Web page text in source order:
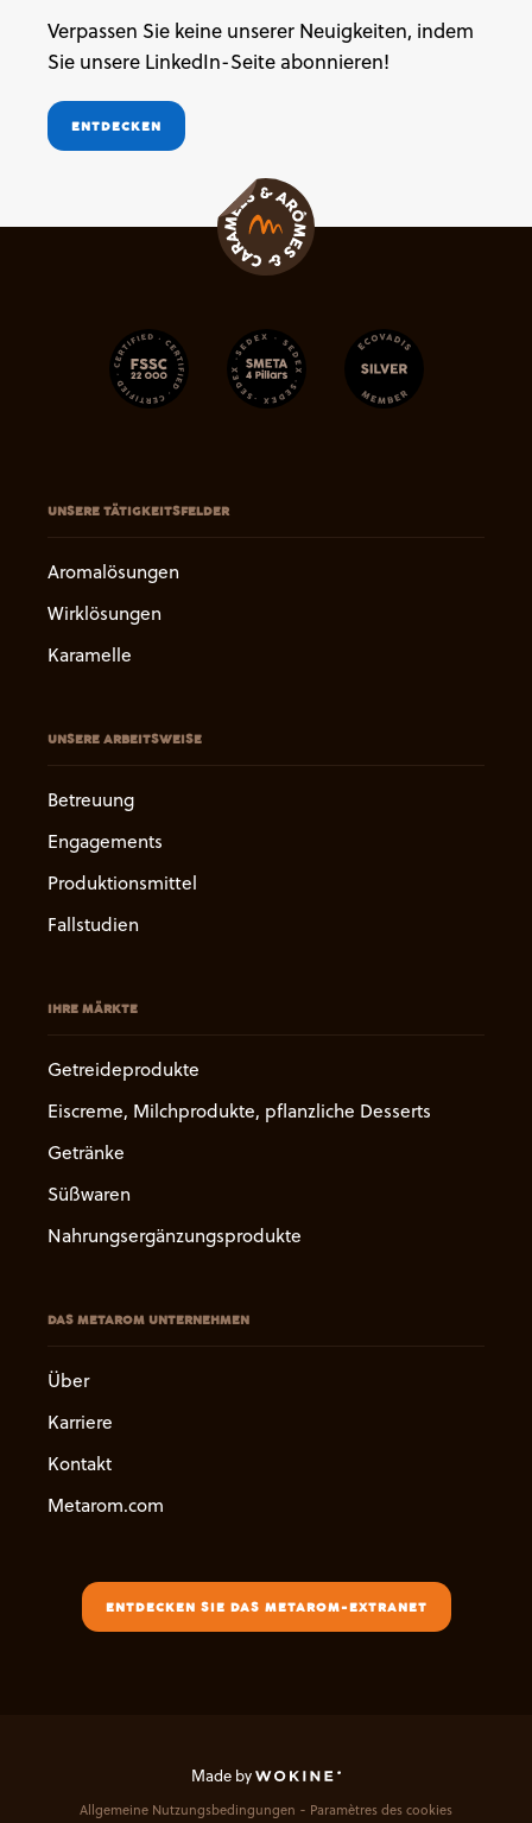
Verpassen Sie keine unserer Neuigkeiten, indem
Sie unsere LinkedIn-Seite abonnieren!
ENTDECKEN
UNSERE TÄTIGKEITSFELDER
Aromalösungen
Wirklösungen
Karamelle
UNSERE ARBEITSWEISE
Betreuung
Engagements
Produktionsmittel
Fallstudien
IHRE MÄRKTE
Getreideprodukte
Eiscreme, Milchprodukte, pflanzliche Desserts
Getränke
Süßwaren
Nahrungsergänzungsprodukte
DAS METAROM UNTERNEHMEN
Über
Karriere
Kontakt
Metarom.com
ENTDECKEN SIE DAS METAROM-EXTRANET
Made by
Allgemeine Nutzungsbedingungen Paramètres des cookies